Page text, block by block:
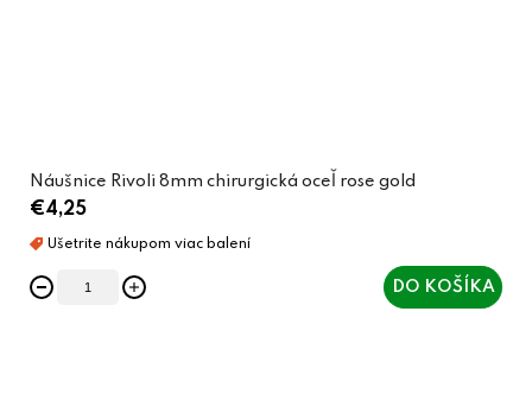
Náušnice Rivoli 8mm chirurgická oceľ rose gold
€4,25
DO KOŠÍKA